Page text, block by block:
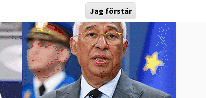
Jag förstår